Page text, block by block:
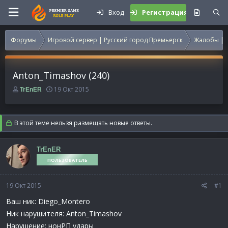
Вход Регистрация
Форумы Игровой сервер | Русский город Премьерск Жалобы |
Anton_Timashov (240)
А
т
о
р
т
е
м
ы
TrEnER
Д
т
а
н
а
а
л
19 Окт 2015
В этой теме нельзя размещать новые ответы.
TrEnER
ПОЛЬЗОВАТЕЛЬ
19 Окт 2015 #1
Ваш ник: Diego_Montero
Ник нарушителя: Anton_Timashov
Нарушение: нонРП удары